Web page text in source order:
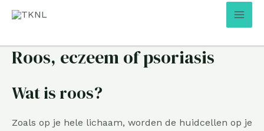
naar
inhoud
Roos, eczeem of psoriasis
Wat is roos?
Zoals op je hele lichaam, worden de huidcellen op je